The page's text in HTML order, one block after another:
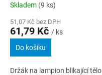
Skladem (9 ks)
51,07 Kč bez DPH
61,79 Kč / ks
Do košíku
Držák na lampion blikající tělo